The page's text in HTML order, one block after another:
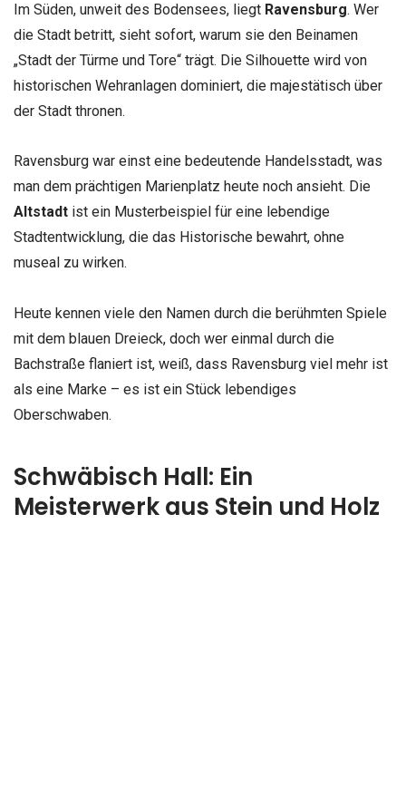
Im Süden, unweit des Bodensees, liegt Ravensburg. Wer
die Stadt betritt, sieht sofort, warum sie den Beinamen
„Stadt der Türme und Tore“ trägt. Die Silhouette wird von
historischen Wehranlagen dominiert, die majestätisch über
der Stadt thronen.
Ravensburg war einst eine bedeutende Handelsstadt, was
man dem prächtigen Marienplatz heute noch ansieht. Die
Altstadt ist ein Musterbeispiel für eine lebendige
Stadtentwicklung, die das Historische bewahrt, ohne
museal zu wirken.
Heute kennen viele den Namen durch die berühmten Spiele
mit dem blauen Dreieck, doch wer einmal durch die
Bachstraße flaniert ist, weiß, dass Ravensburg viel mehr ist
als eine Marke – es ist ein Stück lebendiges
Oberschwaben.
Schwäbisch Hall: Ein
Meisterwerk aus Stein und Holz